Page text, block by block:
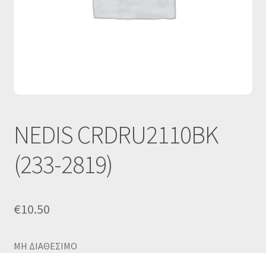
NEDIS CRDRU2110BK
(233-2819)
€10.50
MΗ ΔΙΑΘΕΣΙΜΟ